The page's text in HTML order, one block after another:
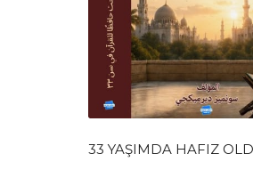
33 YAŞIMDA HAFIZ